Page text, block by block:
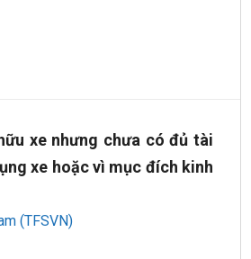
xe nhưng chưa có đủ tài
xe hoặc vì mục đích kinh
(TFSVN)